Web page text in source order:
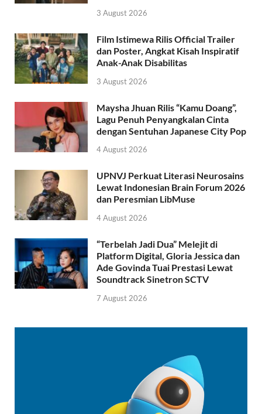
3 August 2026
Film Istimewa Rilis Official Trailer
dan Poster, Angkat Kisah Inspiratif
Anak-Anak Disabilitas
3 August 2026
Maysha Jhuan Rilis “Kamu Doang”,
Lagu Penuh Penyangkalan Cinta
dengan Sentuhan Japanese City Pop
4 August 2026
UPNVJ Perkuat Literasi Neurosains
Lewat Indonesian Brain Forum 2026
dan Peresmian LibMuse
4 August 2026
“Terbelah Jadi Dua” Melejit di
Platform Digital, Gloria Jessica dan
Ade Govinda Tuai Prestasi Lewat
Soundtrack Sinetron SCTV
7 August 2026